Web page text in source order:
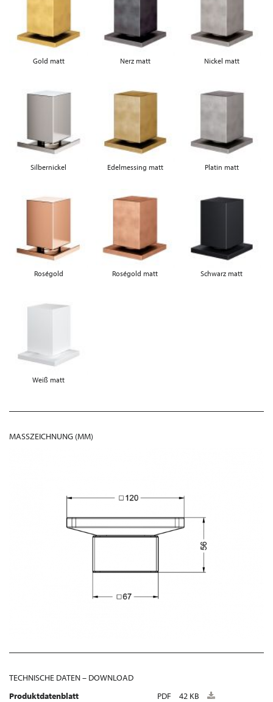
Gold matt Nerz matt Nickel matt
Silbernickel Edelmessing matt Platin matt
Roségold Roségold matt Schwarz matt
Weiß matt
MASSZEICHNUNG (MM)
TECHNISCHE DATEN – DOWNLOAD
Produktdatenblatt
PDF 42 KB